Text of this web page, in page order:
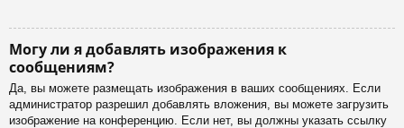
Могу ли я добавлять изображения к
сообщениям?
Да, вы можете размещать изображения в ваших сообщениях. Если
администратор разрешил добавлять вложения, вы можете загрузить
изображение на конференцию. Если нет, вы должны указать ссылку